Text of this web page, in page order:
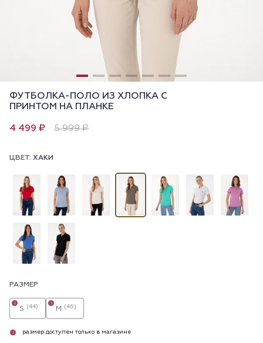
ФУТБОЛКА-ПОЛО ИЗ ХЛОПКА С
ПРИНТОМ НА ПЛАНКЕ
4 499 ₽ 5 999 ₽
ЦВЕТ: ХАКИ
РАЗМЕР
S (44)
i
M (46)
i
i размер доступен только в магазине